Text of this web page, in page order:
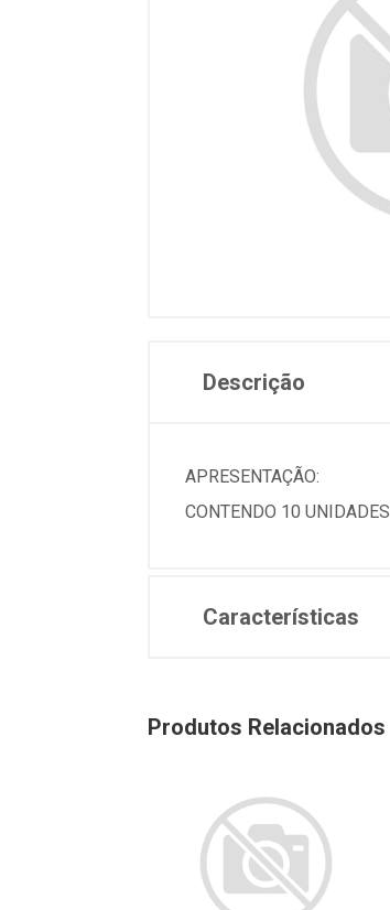
Descrição
APRESENTAÇÃO:
CONTENDO 10 UNIDADES
Características
Produtos Relacionados